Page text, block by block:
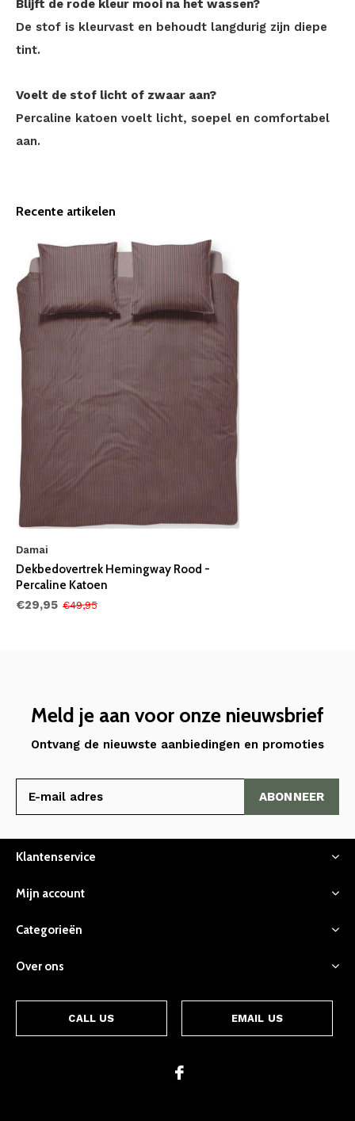
Blijft de rode kleur mooi na het wassen?
De stof is kleurvast en behoudt langdurig zijn diepe
tint.
Voelt de stof licht of zwaar aan?
Percaline katoen voelt licht, soepel en comfortabel
aan.
Recente artikelen
Damai
Dekbedovertrek Hemingway Rood -
Percaline Katoen
€29,95 €49,95
Meld je aan voor onze nieuwsbrief
Ontvang de nieuwste aanbiedingen en promoties
ABONNEER
Klantenservice
Mijn account
Categorieën
Over ons
CALL US EMAIL US